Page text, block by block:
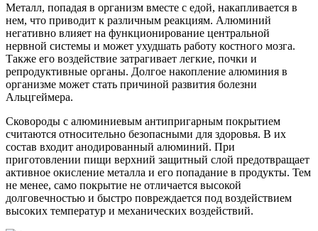
Металл, попадая в организм вместе с едой, накапливается в
нем, что приводит к различным реакциям. Алюминий
негативно влияет на функционирование центральной
нервной системы и может ухудшать работу костного мозга.
Также его воздействие затрагивает легкие, почки и
репродуктивные органы. Долгое накопление алюминия в
организме может стать причиной развития болезни
Альцгеймера.
Сковороды с алюминиевым антипригарным покрытием
считаются относительно безопасными для здоровья. В их
состав входит анодированный алюминий. При
приготовлении пищи верхний защитный слой предотвращает
активное окисление металла и его попадание в продукты. Тем
не менее, само покрытие не отличается высокой
долговечностью и быстро повреждается под воздействием
высоких температур и механических воздействий.